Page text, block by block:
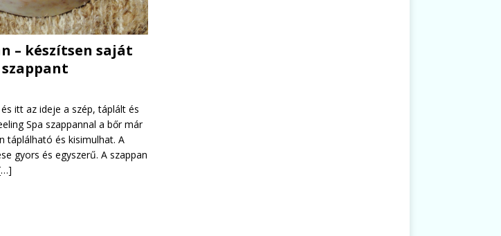
– készítsen saját
itt az ideje a szép, táplált és
Spa szappannal a bőr már
táplálható és kisimulhat. A
gyors és egyszerű. A szappan